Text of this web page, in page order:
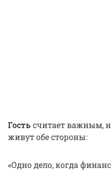
Гостьсчитает важным,
живут обе стороны:
«Одно дело, когда